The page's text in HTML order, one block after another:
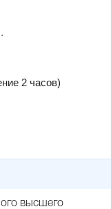
2 часов)
высшего